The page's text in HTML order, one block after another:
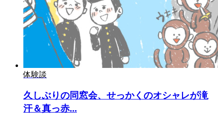
体験談
久しぶりの同窓会、せっかくのオシャレが滝
汗＆真っ赤...